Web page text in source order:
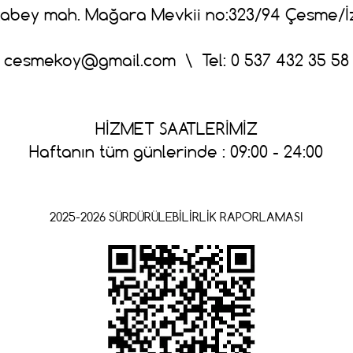
mah. Mağara Mevkii no:323/94 Çesme/
cesmekoy@gmail.com\ Tel: 0 537 432 35 58
HİZMET SAATLERİMİZ
Haftanın tüm günlerinde : 09:00 - 24:00
2025-2026 SÜRDÜRÜLEBİLİRLİK RAPORLAMASI